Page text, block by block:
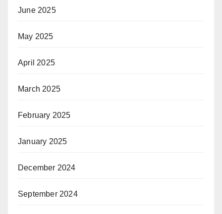
June 2025
May 2025
April 2025
March 2025
February 2025
January 2025
December 2024
September 2024